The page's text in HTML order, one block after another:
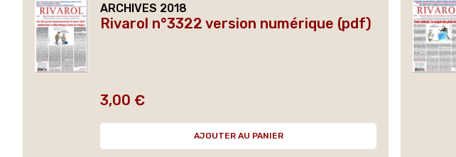
ARCHIVES 2018
Rivarol n°3322 version numérique (pdf)
Prix
3,00 €
AJOUTER AU PANIER